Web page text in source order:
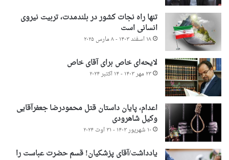
تنها راه نجات کشور در بلندمدت، تربیت نیروی
انسانی است
۱۸ اسفند ۱۴۰۳ - ۸ مارس ۲۰۲۵
لایحه‌ای خاص برای آقای خاص
۲۳ مهر ۱۴۰۳ - ۱۴ اکتبر ۲۰۲۴
اعدام، پایان داستان قتل محمودرضا جعفرآقایی
وکیل شاهرودی
۱۰ شهریور ۱۴۰۳ - ۳۱ اوت ۲۰۲۴
یادداشت/آقای پزشکیان! قسم حضرت عباست را